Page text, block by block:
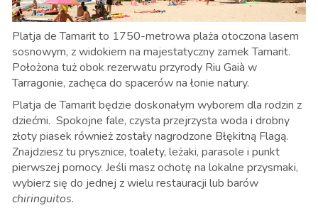
Platja de Tamarit to 1750-metrowa plaża otoczona lasem
sosnowym, z widokiem na majestatyczny zamek Tamarit.
Położona tuż obok rezerwatu przyrody Riu Gaià w
Tarragonie, zachęca do spacerów na łonie natury.
Platja de Tamarit będzie doskonałym wyborem dla rodzin z
dziećmi. Spokojne fale, czysta przejrzysta woda i drobny
złoty piasek również zostały nagrodzone Błękitną Flagą.
Znajdziesz tu prysznice, toalety, leżaki, parasole i punkt
pierwszej pomocy. Jeśli masz ochotę na lokalne przysmaki,
wybierz się do jednej z wielu restauracji lub barów
chiringuitos.